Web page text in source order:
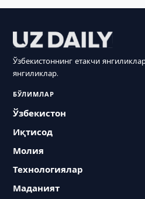
Ўзбекистоннинг етакчи
янгиликлар.
БЎЛИМЛАР
Ўзбекистон
Иқтисод
Молия
Технологиялар
Маданият